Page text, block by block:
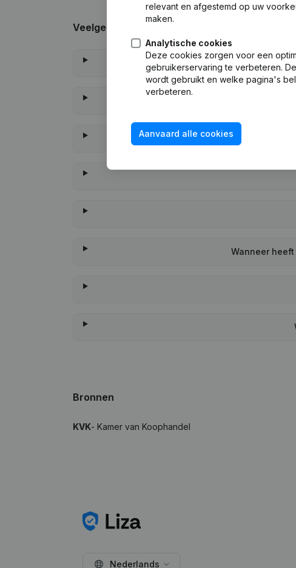
Veelgestelde vragen
Wanneer
Bronnen
KVK- Kamer van Koophandel
relevant en afgestemd op uw
maken.
Analytische cookies
Deze cookies zorgen voor een
gebruikerservaring te verbeteren.
wordt gebruikt en welke pagina's
verbeteren.
Aanvaard alle cookies
Nederlands